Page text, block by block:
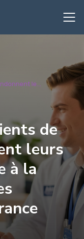
le...
de
leurs
à la